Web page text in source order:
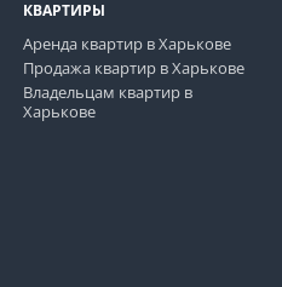
КВАРТИРЫ
Аренда квартир в Харькове
Продажа квартир в Харькове
Владельцам квартир в
Харькове